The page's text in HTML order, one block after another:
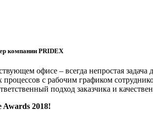
компании PRIDEX
офисе – всегда непростая
с рабочим графиком
подход заказчика и
Awards 2018!